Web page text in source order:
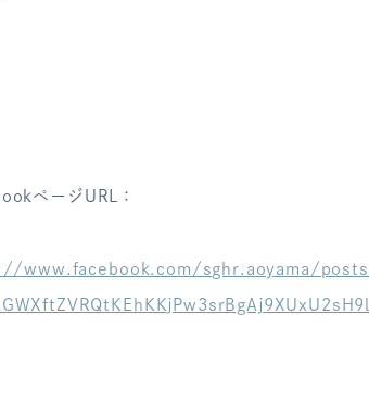
ページURL：
www.facebook.com/sghr.aoyama/